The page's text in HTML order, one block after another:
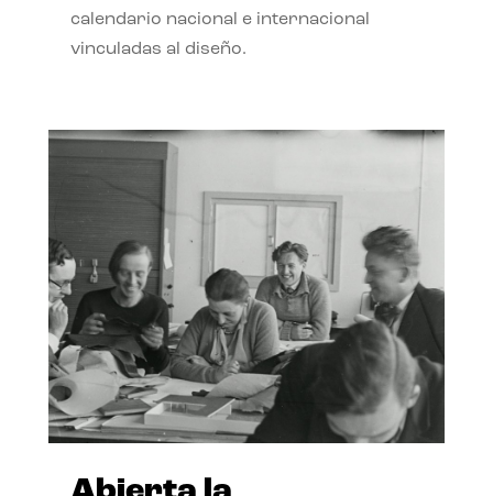
calendario nacional e internacional
vinculadas al diseño.